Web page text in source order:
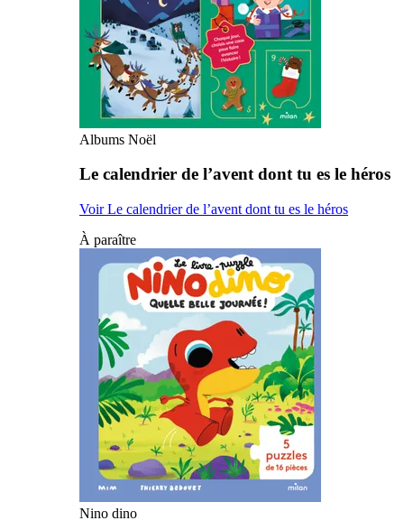
Albums Noël
Le calendrier de l’avent dont tu es le héros
Voir Le calendrier de l’avent dont tu es le héros
À paraître
Nino dino